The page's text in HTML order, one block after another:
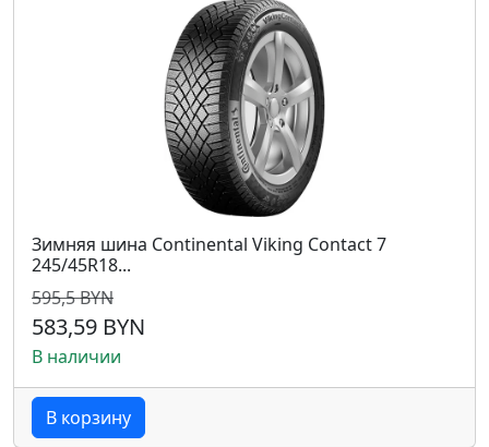
Зимняя шина Continental Viking Contact 7
245/45R18...
595,5 BYN
583,59 BYN
В наличии
В корзину